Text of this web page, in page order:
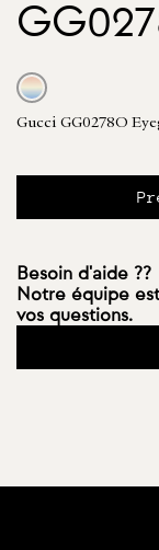
Gucci GG0278O
Besoin d'aide ??
Notre équipe
vos questions.